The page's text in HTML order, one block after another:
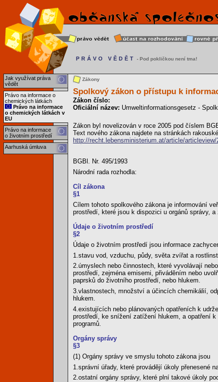
Jak využívat práva
vědět
Právo na informace o
chemických látkách
Právo na informace
o chemických látkách v
EU
Právo na informace
o životním prostředí
Aarhuská úmluva
PRÁVO VĚDĚT - Pod pokličkou není tma!
Zákony
Spolkový zákon o přístupu k
Zákon číslo:
Oficiální název: Umweltinformationsgesetz -
Zákon byl novelizován v roce 2005 pod číslem
Text nového zákona najdete na stránkách
http://recht.lebensministerium.at/article/articleview/
BGBl. Nr. 495/1993
Národní rada rozhodla:
Cíl zákona
§1
Cílem tohoto spolkového zákona je informování
prostředí, které jsou k dispozici u orgánů správy,
Údaje o životním prostředí
§2
Údaje o životním prostředí jsou informace
1.stavu vod, vzduchu, půdy, světa zvířat a
2.úmyslech nebo činnostech, které vyvolávají
prostředí, zejména emisemi, přiváděním nebo
paprsků do životního prostředí, nebo hlukem.
3.vlastnostech, množství a účincích chemikálií,
hlukem.
4.existujících nebo plánovaných opatřeních k
prostředí, ke snížení zatížení hlukem, a opatření
programů.
Orgány správy
§3
(1) Orgány správy ve smyslu tohoto zákona jsou
1.správní úřady, které provádějí úkoly přenesené
2.ostatní orgány správy, které plní takové úkoly